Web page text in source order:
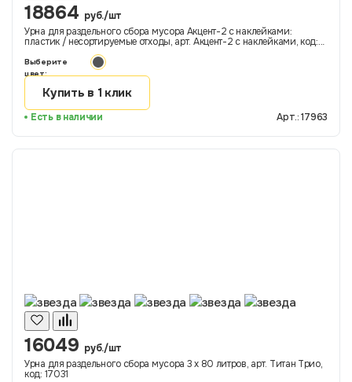
18864 руб./шт
Урна для раздельного сбора мусора Акцент-2 с наклейками:
пластик / несортируемые отходы, арт. Акцент-2 с наклейками, код:
Выберите
цвет:
Купить в 1 клик
Есть в наличии Арт.: 17963
16049 руб./шт
Урна для раздельного сбора мусора 3 х 80 литров, арт. Титан Трио,
код: 17031